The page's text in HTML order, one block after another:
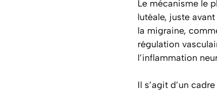
Le mécanisme le
lutéale, juste
la migraine,
régulation
l’inflammation
Il s’agit d’un